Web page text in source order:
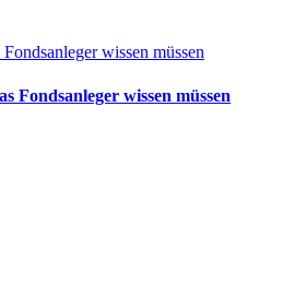
wissen müssen
Fondsanleger wissen müssen